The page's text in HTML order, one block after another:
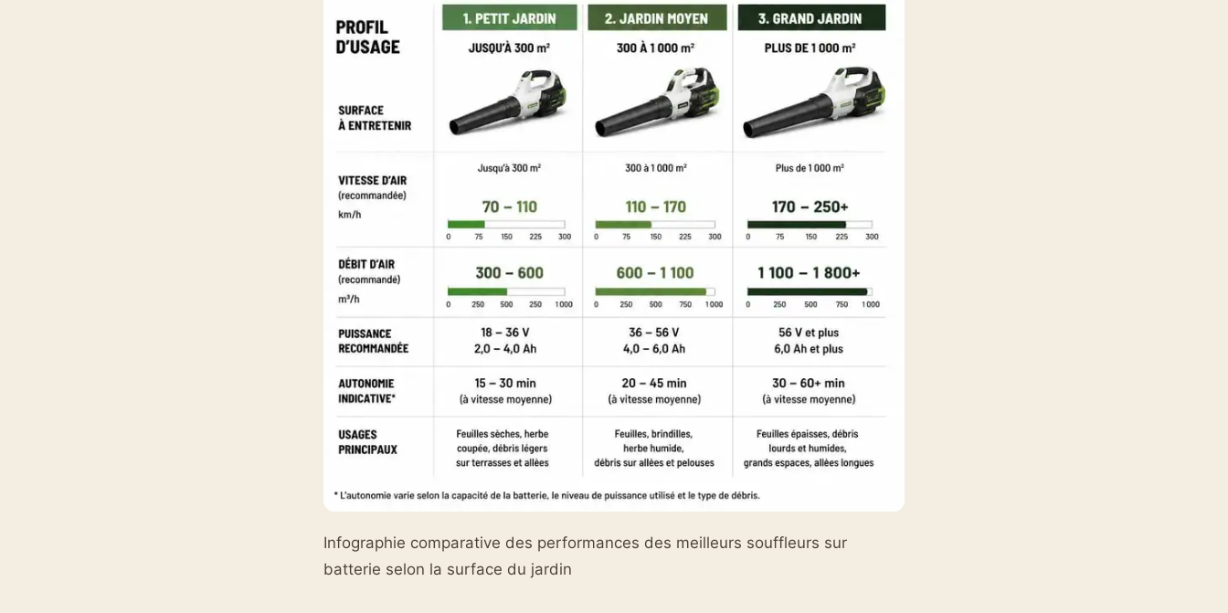
Infographie comparative des performances des meilleurs souffleurs sur
batterie selon la surface du jardin